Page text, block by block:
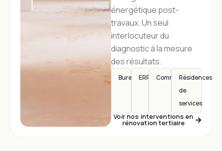
énergétique post-
travaux. Un seul
interlocuteur du
diagnostic à la mesure
des résultats.
BureauxERP CommercesRésidences
de
services
Voir nos interventions en
rénovation tertiaire